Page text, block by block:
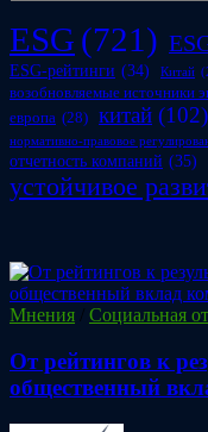
ESG (721)
ESG-рейтинги (34) Китай
возобновляемые источники
европа (28) китай (102)
нормативно-правовое
отчетность компаний (35)
устойчивое
Мнения / Социальная
От рейтингов к
общественный